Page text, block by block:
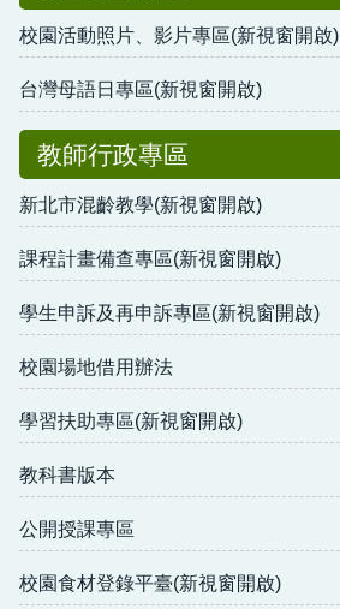
校園活動照片、影片專區(新視窗開啟)
台灣母語日專區(新視窗開啟)
教師行政專區
新北市混齡教學(新視窗開啟)
課程計畫備查專區(新視窗開啟)
學生申訴及再申訴專區(新視窗開啟)
校園場地借用辦法
學習扶助專區(新視窗開啟)
教科書版本
公開授課專區
校園食材登錄平臺(新視窗開啟)